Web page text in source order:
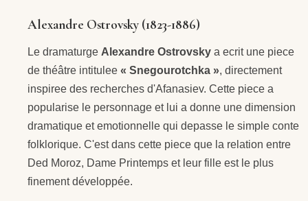
Alexandre Ostrovsky (1823-1886)
Le dramaturge Alexandre Ostrovsky a ecrit une piece
de théâtre intitulee « Snegourotchka », directement
inspiree des recherches d'Afanasiev. Cette piece a
popularise le personnage et lui a donne une dimension
dramatique et emotionnelle qui depasse le simple conte
folklorique. C'est dans cette piece que la relation entre
Ded Moroz, Dame Printemps et leur fille est le plus
finement développée.